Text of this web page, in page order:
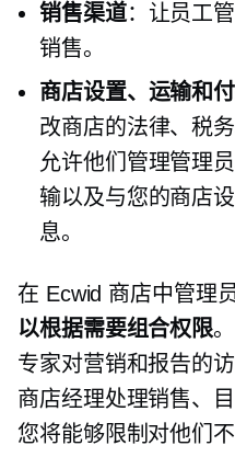
销售渠道：让员工
销售。
商店设置、运输和
改商店的法律、税
允许他们管理管理
输以及与您的商店
息。
在 Ecwid 商店中管理
以根据需要组合权限
专家对营销和报告的
商店经理处理销售、
您将能够限制对他们